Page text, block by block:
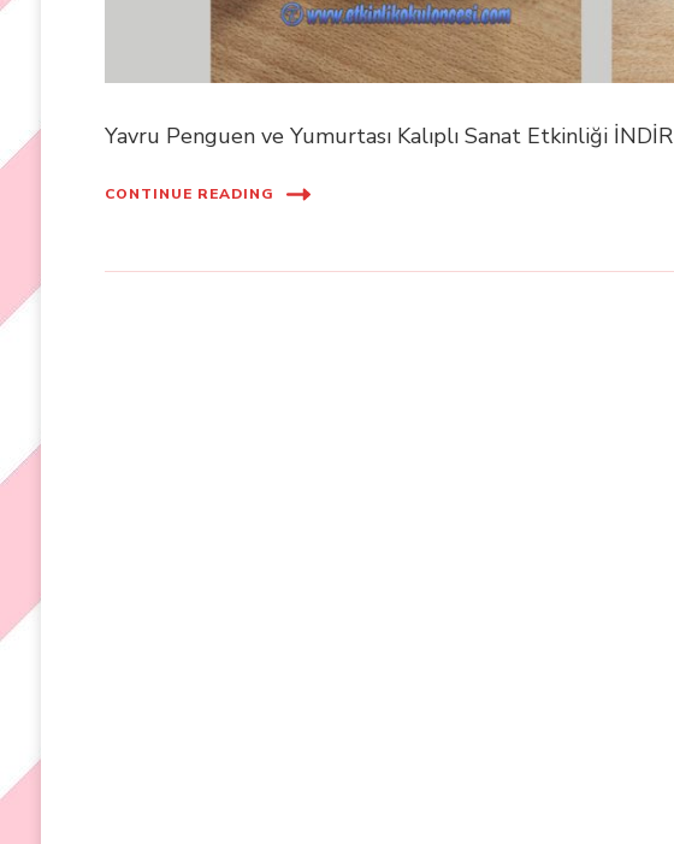
Yavru Penguen ve Yumurtası Kalıplı Sanat Etkinliği İNDİR
CONTINUE READING